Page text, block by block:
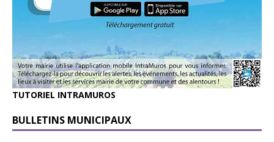
TUTORIEL INTRAMUROS
BULLETINS MUNICIPAUX